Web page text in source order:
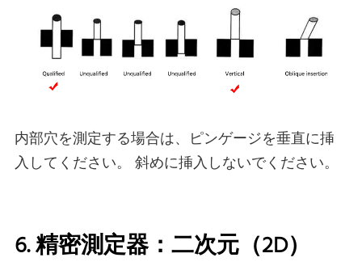
内部穴を測定する場合は、ピンゲージを垂直に挿
入してください。 斜めに挿入しないでください。
6. 精密測定器：二次元（2D）